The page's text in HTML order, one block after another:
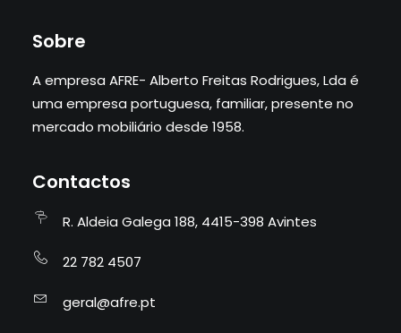
Sobre
A empresa AFRE- Alberto Freitas Rodrigues, Lda é
uma empresa portuguesa, familiar, presente no
mercado mobiliário desde 1958.
Contactos
R. Aldeia Galega 188, 4415-398 Avintes
22 782 4507
geral@afre.pt